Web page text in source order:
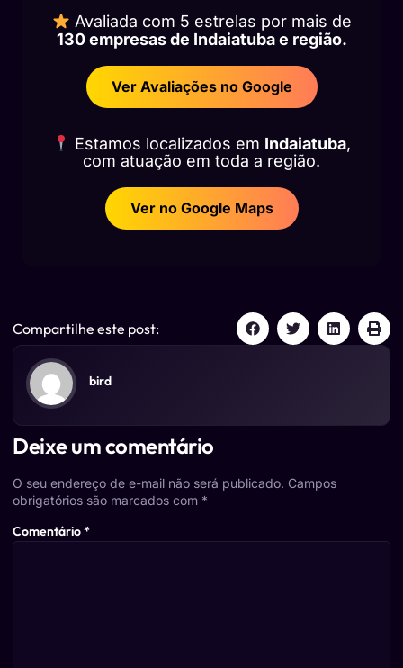
Avaliada com 5 estrelas por mais de
130 empresas de Indaiatuba e região.
Ver Avaliações no Google
Estamos localizados em Indaiatuba,
com atuação em toda a região.
Ver no Google Maps
Compartilhe este post:
bird
Deixe um comentário
O seu endereço de e-mail não será publicado. Campos
obrigatórios são marcados com *
Comentário*